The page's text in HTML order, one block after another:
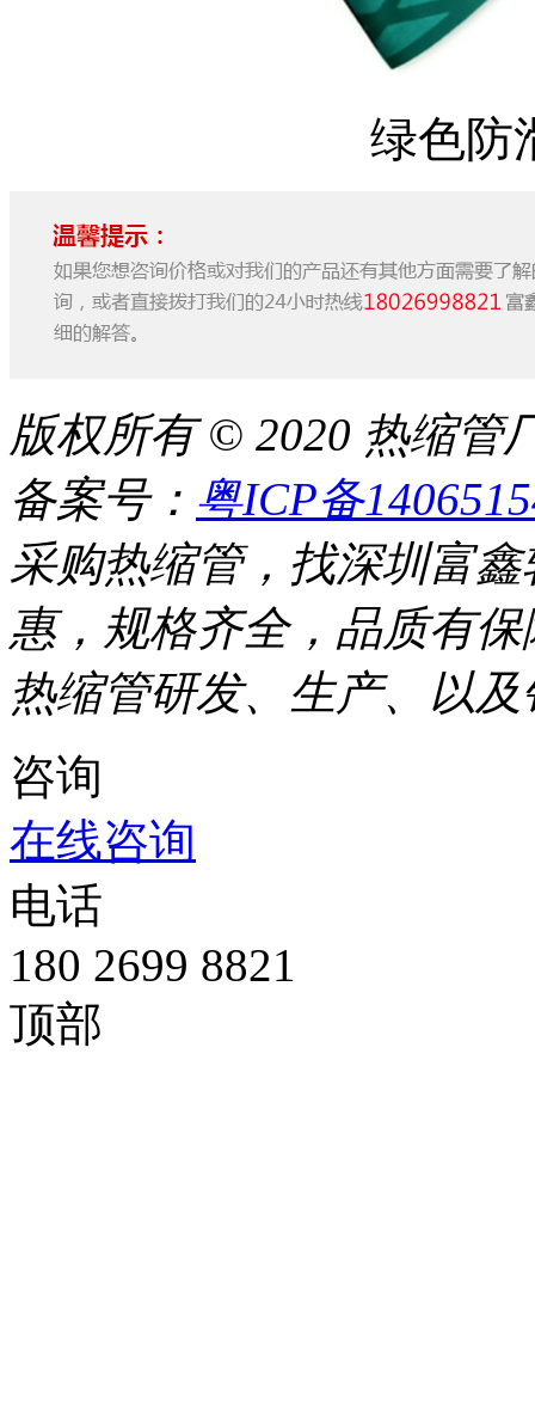
绿色防
版权所有 © 2020 热缩管
备案号： 粤ICP备
采购热缩管，找深圳富
惠，规格齐全，品质有保
热缩管研发、生产、以
咨询
在线咨询
电话
180 2699 8821
顶部